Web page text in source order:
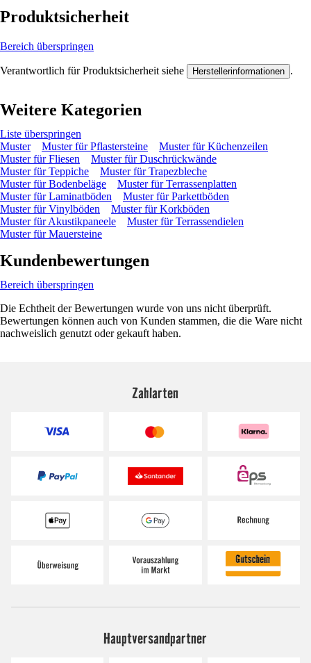
Produktsicherheit
Bereich überspringen
Verantwortlich für Produktsicherheit siehe Herstellerinformationen .
Weitere Kategorien
Liste überspringen
Muster
Muster für Pflastersteine
Muster für Küchenzeilen
Muster für Fliesen
Muster für Duschrückwände
Muster für Teppiche
Muster für Trapezbleche
Muster für Bodenbeläge
Muster für Terrassenplatten
Muster für Laminatböden
Muster für Parkettböden
Muster für Vinylböden
Muster für Korkböden
Muster für Akustikpaneele
Muster für Terrassendielen
Muster für Mauersteine
Kundenbewertungen
Bereich überspringen
Die Echtheit der Bewertungen wurde von uns nicht überprüft.
Bewertungen können auch von Kunden stammen, die die Ware nicht
nachweislich genutzt oder gekauft haben.
Zahlarten
Hauptversandpartner